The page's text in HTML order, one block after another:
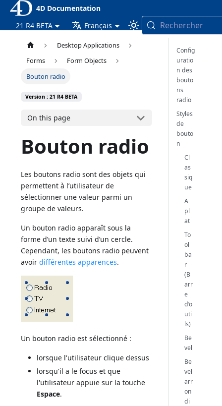
4D Documentation
21 R4 BETA
Français Rechercher
Desktop Applications
Forms
Form Objects
Bouton radio
Version : 21 R4 BETA
On this page
Bouton radio
Les boutons radio sont des objets qui
permettent à l’utilisateur de
sélectionner une valeur parmi un
groupe de valeurs.
Un bouton radio apparaît sous la
forme d’un texte suivi d’un cercle.
Cependant, les boutons radio peuvent
avoirdifférentes apparences.
Un bouton radio est sélectionné :
lorsque l'utilisateur clique dessus
lorsqu'il a le focus et que
l'utilisateur appuie sur la touche
Espace.
Config
uratio
n des
bouto
ns
radio
Styles
de
bouto
n
Cl
as
siq
ue
A
pl
at
To
ol
ba
r
(B
arr
e
d’o
uti
ls)
Be
vel
Be
vel
arr
on
di